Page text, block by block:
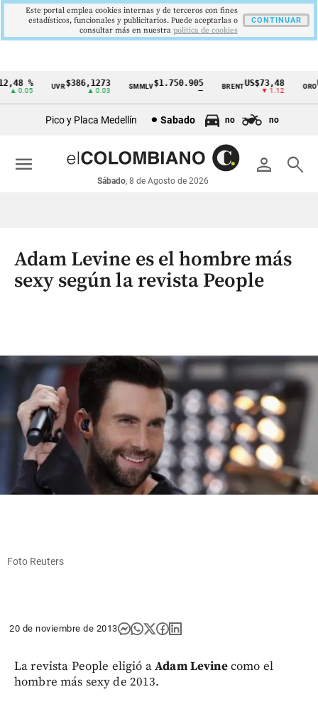
Cintillo
económicos
Colombia
%
0.05
UVR$386,1273
▲ 0.03
SMMLV$1.750.905 BRENTUS$73,48
▼ 1.12
ORO
Pico y Placa Medellín Sabado no no
person search
Sábado, 8 de Agosto de 2026
menu
Adam Levine es el hombre más
sexy según la revista People
Foto Reuters
20 de noviembre de 2013
La revista People eligió aAdam Levinecomo el
hombre más sexy de 2013.
Este portal emplea cookies internas y de terceros con fines
estadísticos, funcionales y publicitarios. Puede aceptarlas o
consultar más en nuestra politica de cookies
CONTINUAR